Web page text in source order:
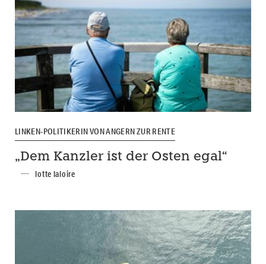
LINKEN-POLITIKERIN VON ANGERN ZUR RENTE
„Dem Kanzler ist der Osten egal“
lotte laloire